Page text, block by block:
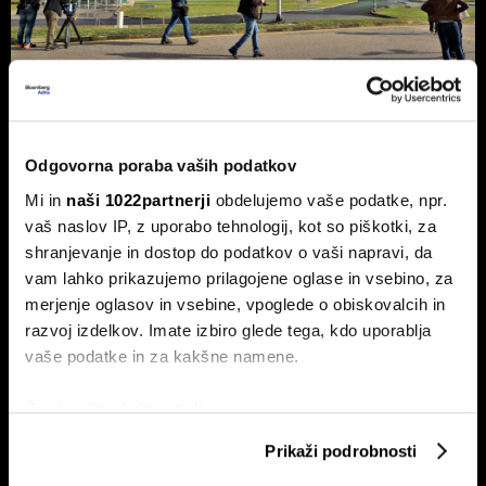
Odgovorna poraba vaših podatkov
Mi in naši 1022partnerji obdelujemo vaše podatke, npr.
vaš naslov IP, z uporabo tehnologij, kot so piškotki, za
shranjevanje in dostop do podatkov o vaši napravi, da
vam lahko prikazujemo prilagojene oglase in vsebino, za
merjenje oglasov in vsebine, vpoglede o obiskovalcih in
razvoj izdelkov. Imate izbiro glede tega, kdo uporablja
vaše podatke in za kakšne namene.
Če dovolite, želimo tudi:
Zbirati informacije o vaši geografski lokaciji, ki so
Prikaži podrobnosti
NEK predvidoma jutri v zmanjšanje
delovanja, lahko sledi ustavitev - kaj
pravi Gorazd Pfeifer, NEK
Slovenska nuklearka predvidoma jutri ponoči v zmanjšanje
delovanja, v naslednjih treh ali štirih dneh pa bodo po vsej
verjetnosti reaktor morali ustaviti.